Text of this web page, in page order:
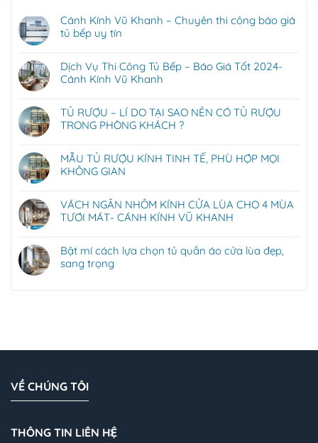
Cánh Kính Vũ Khanh – Chuyên thi công báo giá
tủ bếp uy tín
Dịch Vụ Thi Công Tủ Bếp – Báo Giá Tốt 2024-
Cánh Kính Vũ Khanh
TỦ RƯỢU – LÍ DO TẠI SAO NÊN CÓ TỦ RƯỢU
TRONG PHÒNG KHÁCH ?
MẪU TỦ RƯỢU KÍNH TINH TẾ, PHÙ HỢP MỌI
KHÔNG GIAN
VÁCH NGĂN NHÔM KÍNH CỬA LÙA CHO 4 MÙA
TƯƠI MÁT- CÁNH KÍNH VŨ KHANH
Bật mí cách lựa chọn tủ quần áo cửa lùa đẹp,
sang trọng
VỀ CHÚNG TÔI
THÔNG TIN LIÊN HỆ